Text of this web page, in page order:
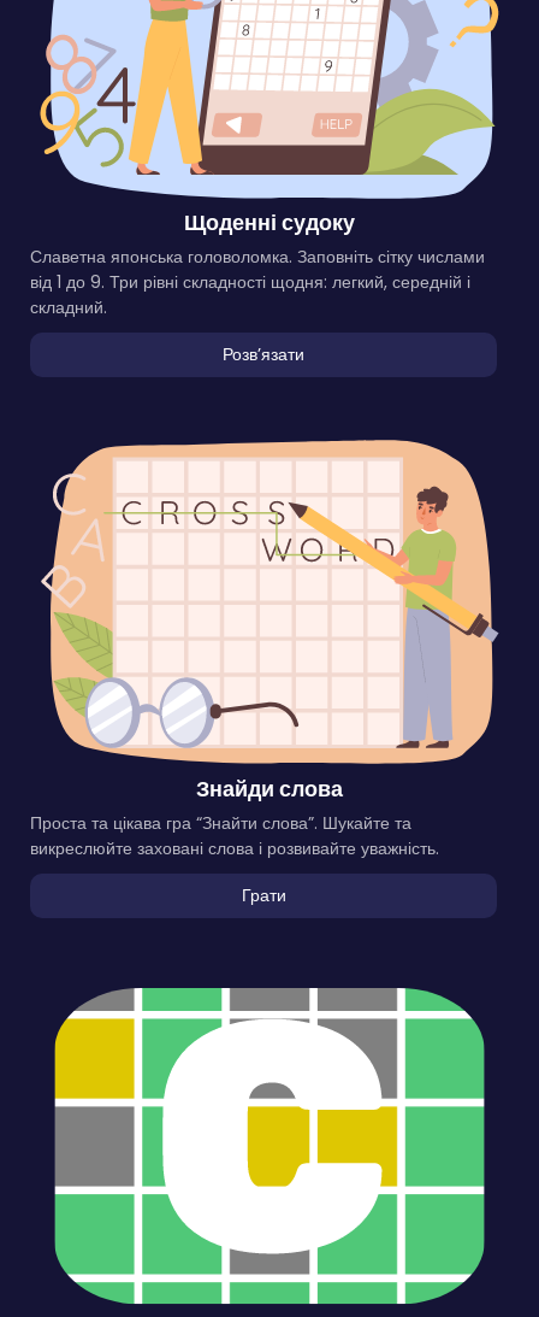
Щоденні судоку
Славетна японська головоломка. Заповніть сітку числами
від 1 до 9. Три рівні складності щодня: легкий, середній і
складний.
Розвʼязати
Знайди слова
Проста та цікава гра “Знайти слова”. Шукайте та
викреслюйте заховані слова і розвивайте уважність.
Грати